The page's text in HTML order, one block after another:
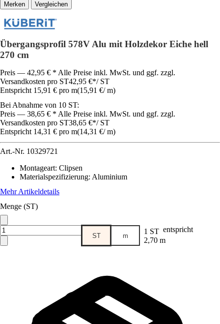
Vergleichen
Übergangsprofil 578V Alu mit Holzdekor Eiche hell
270 cm
Preis — 42,95 € * Alle Preise inkl. MwSt. und ggf. zzgl.
Versandkosten pro ST42,95 €*/ ST
Entspricht 15,91 € pro m(15,91 €/ m)
Bei Abnahme von 10 ST:
Preis — 38,65 € * Alle Preise inkl. MwSt. und ggf. zzgl.
Versandkosten pro ST38,65 €*/ ST
Entspricht 14,31 € pro m(14,31 €/ m)
Art.-Nr. 10329721
Montageart: Clipsen
Materialspezifizierung: Aluminium
Mehr Artikeldetails
Menge (ST)
ST m 1 ST entspricht
2,70 m